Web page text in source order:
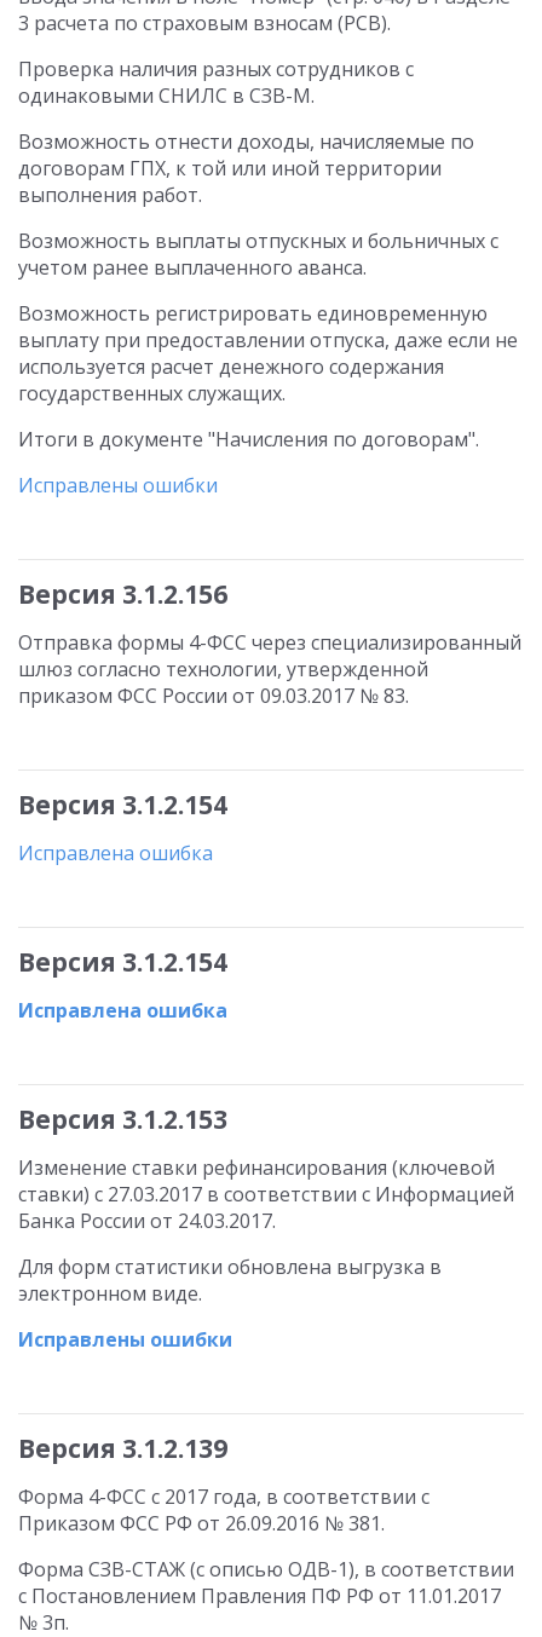
3 расчета по страховым взносам (РСВ).
Проверка наличия разных сотрудников с
одинаковыми СНИЛС в СЗВ-М.
Возможность отнести доходы, начисляемые по
договорам ГПХ, к той или иной территории
выполнения работ.
Возможность выплаты отпускных и больничных с
учетом ранее выплаченного аванса.
Возможность регистрировать единовременную
выплату при предоставлении отпуска, даже если не
используется расчет денежного содержания
государственных служащих.
Итоги в документе "Начисления по договорам".
Исправлены ошибки
Версия 3.1.2.156
Отправка формы 4-ФСС через специализированный
шлюз согласно технологии, утвержденной
приказом ФСС России от 09.03.2017 № 83.
Версия 3.1.2.154
Исправлена ошибка
Версия 3.1.2.154
Исправлена ошибка
Версия 3.1.2.153
Изменение ставки рефинансирования (ключевой
ставки) с 27.03.2017 в соответствии с Информацией
Банка России от 24.03.2017.
Для форм статистики обновлена выгрузка в
электронном виде.
Исправлены ошибки
Версия 3.1.2.139
Форма 4-ФСС с 2017 года, в соответствии с
Приказом ФСС РФ от 26.09.2016 № 381.
Форма СЗВ-СТАЖ (с описью ОДВ-1), в соответствии
с Постановлением Правления ПФ РФ от 11.01.2017
№ 3п.